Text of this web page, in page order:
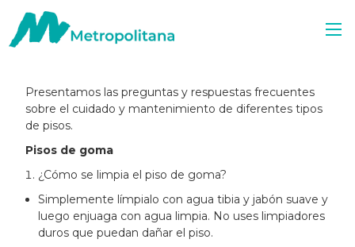
Presentamos las preguntas y respuestas frecuentes
sobre el cuidado y mantenimiento de diferentes tipos
de pisos.
Pisos de goma
¿Cómo se limpia el piso de goma?
Simplemente límpialo con agua tibia y jabón suave y
luego enjuaga con agua limpia. No uses limpiadores
duros que puedan dañar el piso.